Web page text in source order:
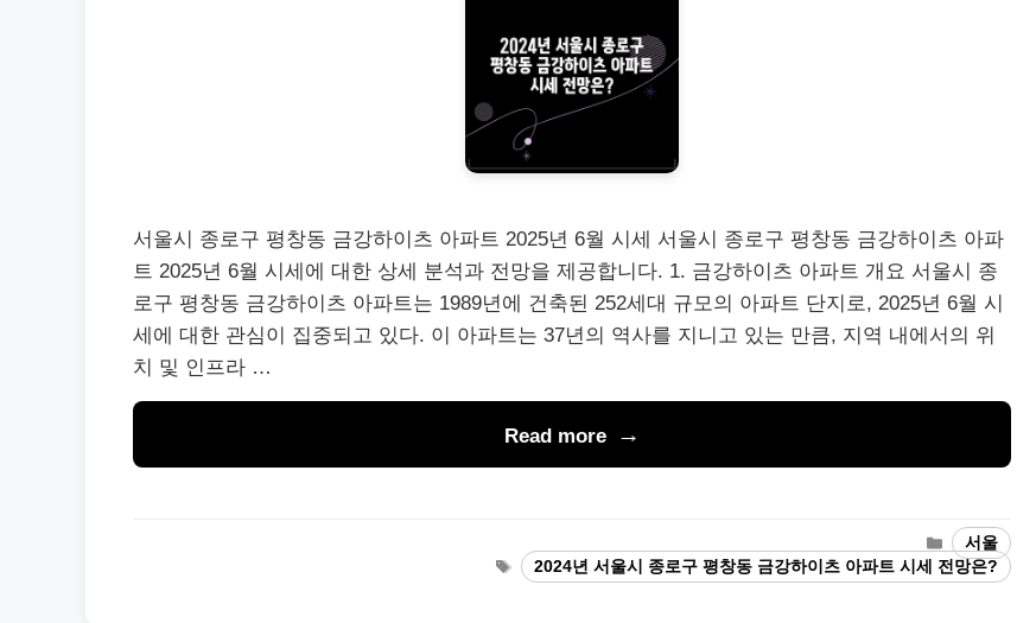
서울시 종로구 평창동 금강하이츠 아파트 2025년 6월 시세 서울시 종로구 평창동 금강하이츠 아파
트 2025년 6월 시세에 대한 상세 분석과 전망을 제공합니다. 1. 금강하이츠 아파트 개요 서울시 종
로구 평창동 금강하이츠 아파트는 1989년에 건축된 252세대 규모의 아파트 단지로, 2025년 6월 시
세에 대한 관심이 집중되고 있다. 이 아파트는 37년의 역사를 지니고 있는 만큼, 지역 내에서의 위
치 및 인프라 …
Read more
Categories
서울
Tags
2024년 서울시 종로구 평창동 금강하이츠 아파트 시세 전망은?